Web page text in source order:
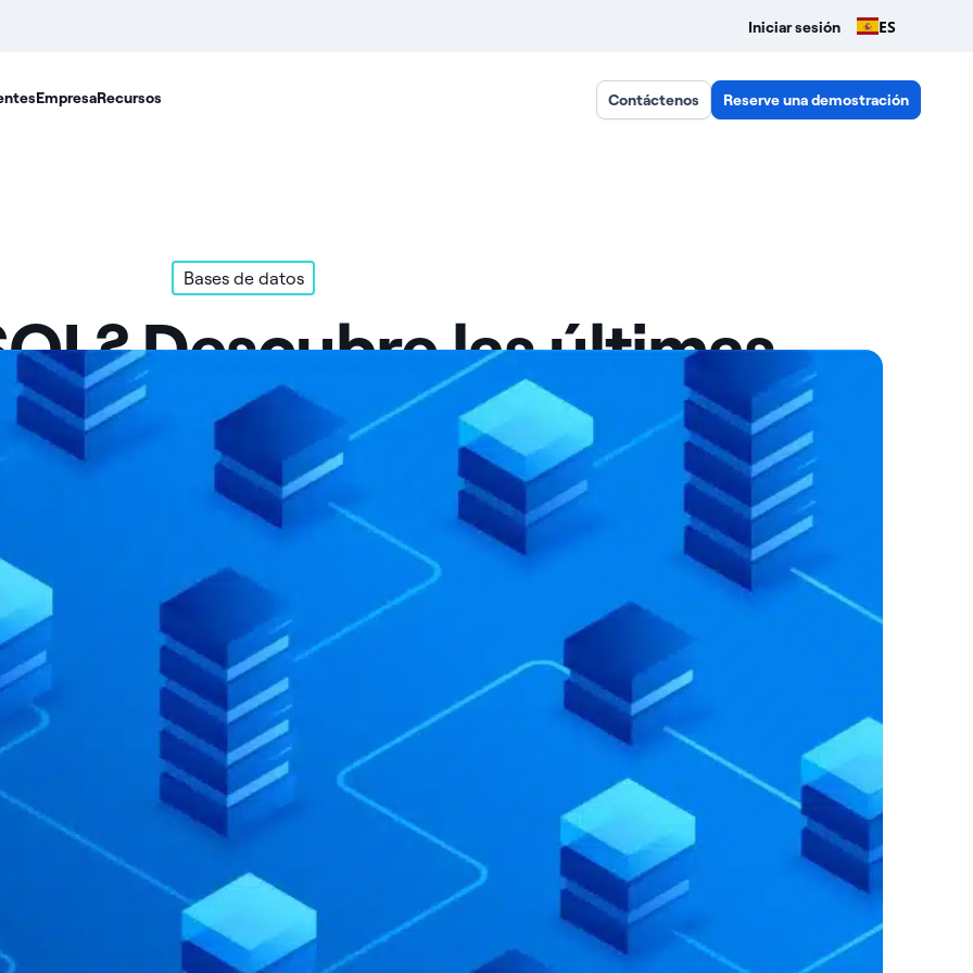
Iniciar sesión ES
EmpresaRecursos Contáctenos Reserve una demostración
Bases de datos
Descubre las últimas
en análisis de datos y
de datos